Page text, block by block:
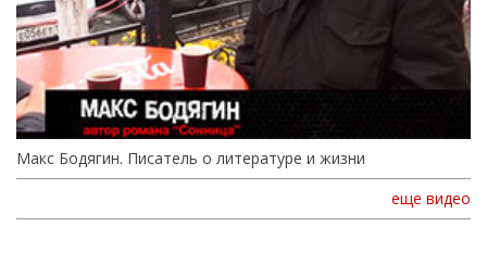
Макс Бодягин. Писатель о литературе и жизни
еще видео